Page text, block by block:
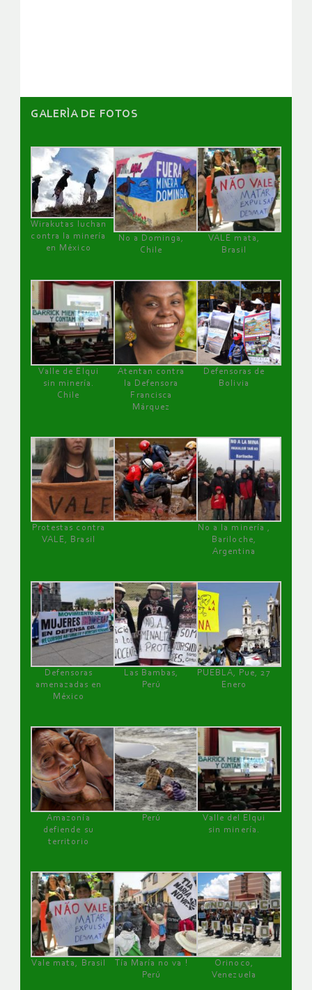
GALERÌA DE FOTOS
Wirakutas luchan
contra la minería
en México
No a Dominga,
Chile
VALE mata,
Brasil
Valle de Elqui
sin minería.
Chile
Atentan contra
la Defensora
Francisca
Márquez
Defensoras de
Bolivia
Protestas contra
VALE, Brasil
No a la minería ,
Bariloche,
Argentina
Defensoras
amenazadas en
México
Las Bambas,
Perú
PUEBLA, Pue, 27
Enero
Amazonía
defiende su
territorio
Perú
Valle del Elqui
sin minería.
Vale mata, Brasil
Tía María no va !
Perú
Orinoco,
Venezuela